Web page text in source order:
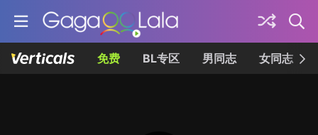
免费 BL专区 男同志 女同志